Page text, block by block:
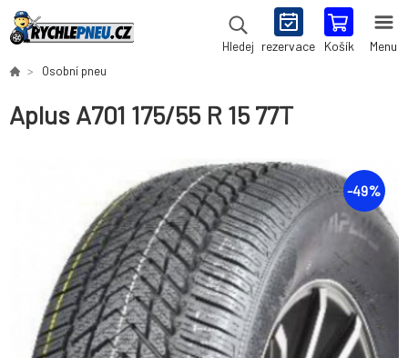
Hledej rezervace Košík Menu
Osobní pneu
Aplus A701 175/55 R 15 77T
-49%